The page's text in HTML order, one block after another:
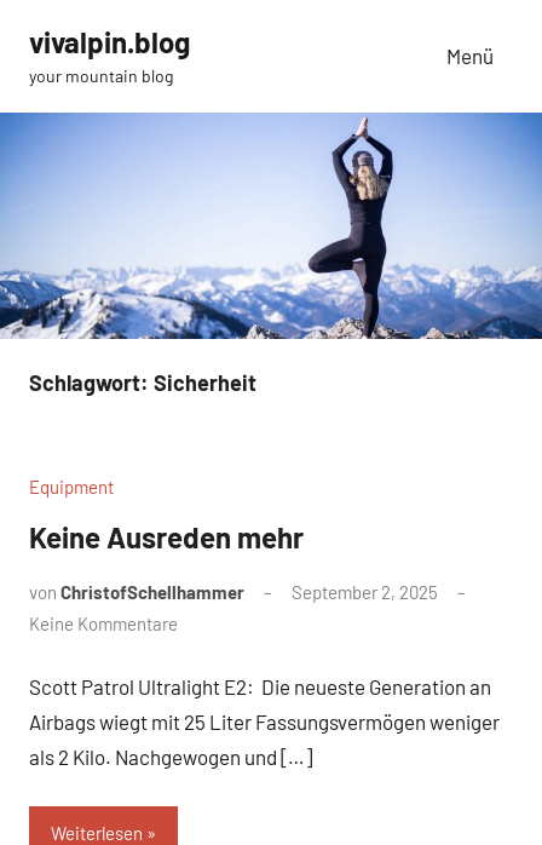
Inhalt
springen
vivalpin.blog
your mountain blog
Menü
Schlagwort: Sicherheit
Equipment
Keine Ausreden mehr
von ChristofSchellhammer
September 2, 2025
Keine Kommentare
Scott Patrol Ultralight E2: Die neueste Generation an
Airbags wiegt mit 25 Liter Fassungsvermögen weniger
als 2 Kilo. Nachgewogen und […]
Weiterlesen